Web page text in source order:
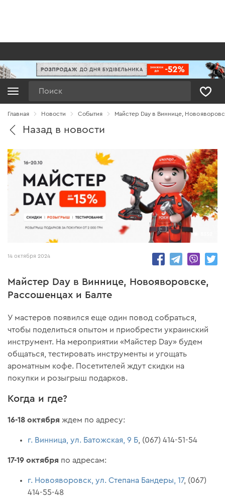
Главная Новости Cобытия Майстер Day в Виннице,
Назад в новости
14 октября 2024
Майстер Day в Виннице, Новояворовске,
Рассошенцах и Балте
У мастеров появился еще один повод собраться,
чтобы поделиться опытом и приобрести украинский
инструмент. На мероприятии «Майстер Day» будем
общаться, тестировать инструменты и угощать
ароматным кофе. Посетителей ждут скидки на
покупки и розыгрыш подарков.
Когда и где?
16-18 октябряждем по адресу:
г. Винница, ул. Батожская, 9 Б , (067) 414-51-54
17-19 октября по адресам:
г. Новояворовск, ул. Степана Бандеры, 17, (067)
414-55-48